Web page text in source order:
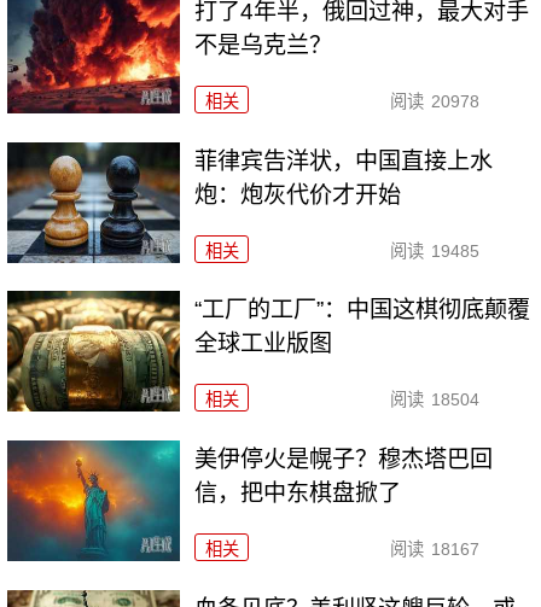
打了4年半，俄回过神，最大对手
不是乌克兰？
相关 阅读 20978
菲律宾告洋状，中国直接上水
炮：炮灰代价才开始
相关 阅读 19485
“工厂的工厂”：中国这棋彻底颠覆
全球工业版图
相关 阅读 18504
美伊停火是幌子？穆杰塔巴回
信，把中东棋盘掀了
相关 阅读 18167